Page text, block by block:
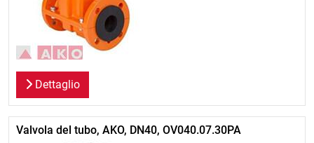
Dettaglio
Valvola del tubo, AKO, DN40, OV040.07.30PA